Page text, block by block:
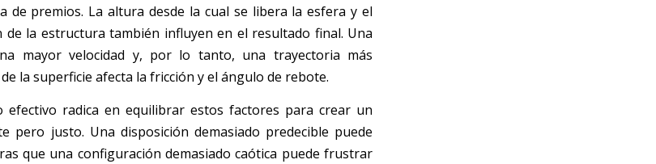
de premios. La altura desde la cual se libera la esfera y el
de la estructura también influyen en el resultado final. Una
mayor velocidad y, por lo tanto, una trayectoria más
la superficie afecta la fricción y el ángulo de rebote.
efectivo radica en equilibrar estos factores para crear un
pero justo. Una disposición demasiado predecible puede
que una configuración demasiado caótica puede frustrar